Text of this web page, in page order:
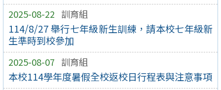
2025-08-22 訓育組
114/8/27 舉行七年級新生訓練，請本校七年級新
生準時到校參加
2025-08-07 訓育組
本校114學年度暑假全校返校日行程表與注意事項